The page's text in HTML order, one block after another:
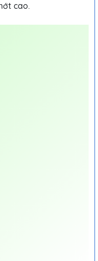
cao.